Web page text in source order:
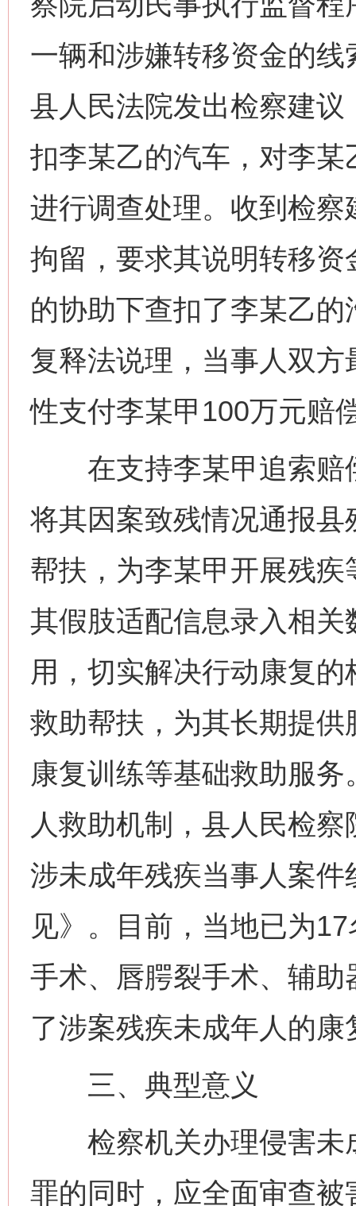
一辆和涉嫌转移资金的
县人民法院发出检察建
扣李某乙的汽车，对李
进行调查处理。收到检
拘留，要求其说明转移
的协助下查扣了李某乙
复释法说理，当事人双
性支付李某甲100万元赔
在支持李某甲追索赔
将其因案致残情况通报
帮扶，为李某甲开展残
其假肢适配信息录入相
用，切实解决行动康复
救助帮扶，为其长期提
康复训练等基础救助服
人救助机制，县人民检
涉未成年残疾当事人案
见》。目前，当地已为
手术、唇腭裂手术、辅
了涉案残疾未成年人的康
三、典型意义
检察机关办理侵害未
罪的同时，应全面审查